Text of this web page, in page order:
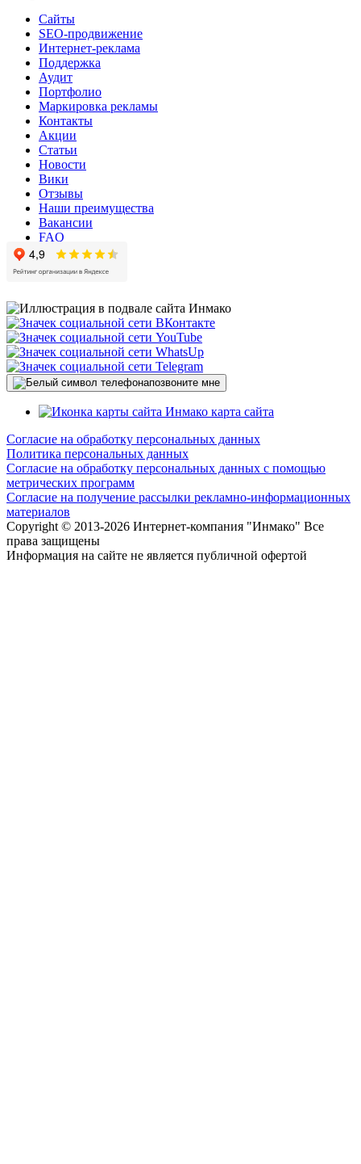
Сайты
SEO-продвижение
Интернет-реклама
Поддержка
Аудит
Портфолио
Маркировка рекламы
Контакты
Акции
Статьи
Новости
Вики
Отзывы
Наши преимущества
Вакансии
FAQ
позвоните мне
карта сайта
Согласие на обработку персональных данных
Политика персональных данных
Согласие на обработку персональных данных с помощью
метрических программ
Согласие на получение рассылки рекламно-информационных
материалов
Copyright © 2013-2026 Интернет-компания "Инмако" Все
права защищены
Информация на сайте не является публичной офертой